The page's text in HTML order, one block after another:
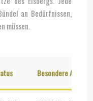
an Bedürfnissen,
müssen.
Besondere